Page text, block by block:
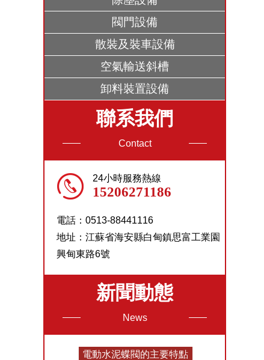
閥門設備
散裝及裝車設備
空氣輸送斜槽
卸料裝置設備
聯系我們
Contact
24小時服務熱線
15206271186
電話：0513-88441116
地址：江蘇省海安縣白甸鎮思富工業園
興甸東路6號
新聞動態
News
電動水泥蝶閥的主要特點